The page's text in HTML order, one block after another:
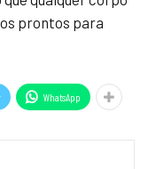
prontos para
WhatsApp